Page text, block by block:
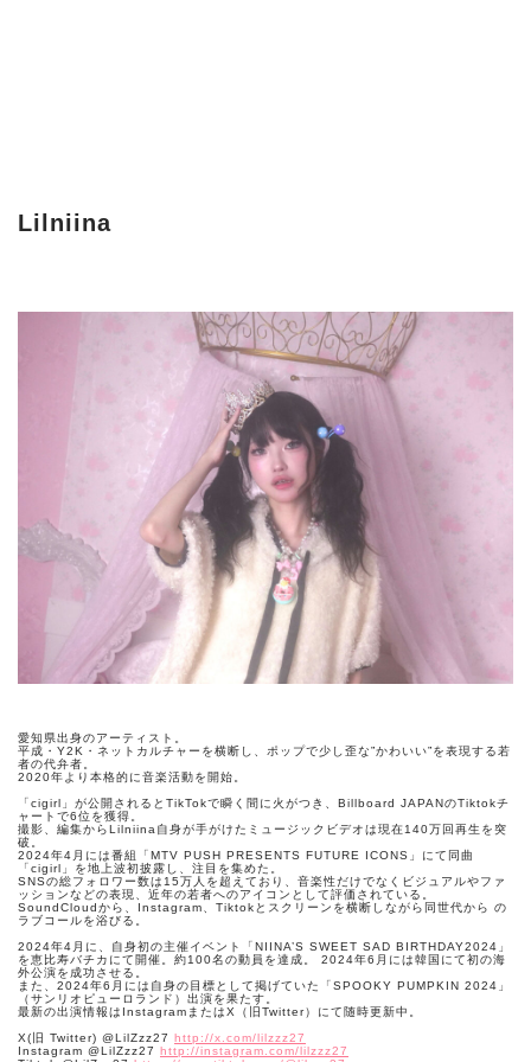
Lilniina
愛知県出身のアーティスト。
平成・Y2K・ネットカルチャーを横断し、ポップで少し歪な”かわいい”を表現する若
者の代弁者。
2020年より本格的に音楽活動を開始。
「cigirl」が公開されるとTikTokで瞬く間に火がつき、Billboard JAPANのTiktokチ
ャートで6位を獲得。
撮影、編集からLilniina自身が手がけたミュージックビデオは現在140万回再生を突
破。
2024年4月には番組「MTV PUSH PRESENTS FUTURE ICONS」にて同曲
「cigirl」を地上波初披露し、注目を集めた。
SNSの総フォロワー数は15万人を超えており、音楽性だけでなくビジュアルやファ
ッションなどの表現、近年の若者へのアイコンとして評価されている。
SoundCloudから、Instagram、Tiktokとスクリーンを横断しながら同世代から の
ラブコールを浴びる。
2024年4月に、自身初の主催イベント「NIINA’S SWEET SAD BIRTHDAY2024」
を恵比寿バチカにて開催。約100名の動員を達成。 2024年6月には韓国にて初の海
外公演を成功させる。
また、2024年6月には自身の目標として掲げていた「SPOOKY PUMPKIN 2024」
（サンリオピューロランド）出演を果たす。
最新の出演情報はInstagramまたはX（旧Twitter）にて随時更新中。
X(旧 Twitter) @LilZzz27 http://x.com/lilzzz27
Instagram @LilZzz27 http://instagram.com/lilzzz27